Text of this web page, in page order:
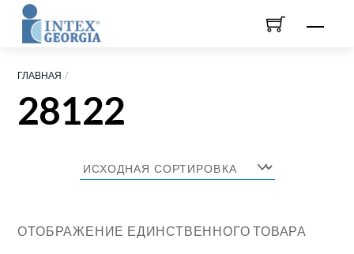
ГЛАВНАЯ
28122
ОТОБРАЖЕНИЕ ЕДИНСТВЕННОГО ТОВАРА